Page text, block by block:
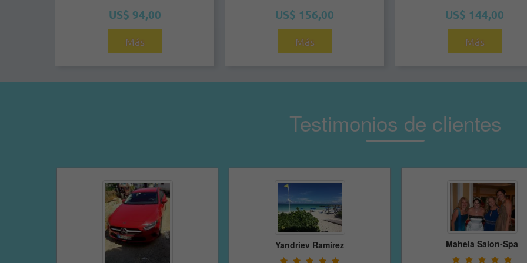
US$ 94,00
Más
US$ 156,00
Más
US$ 144,00
Más
Testimonios de clientes
Yandriev Ramirez Mahela Salon-Spa